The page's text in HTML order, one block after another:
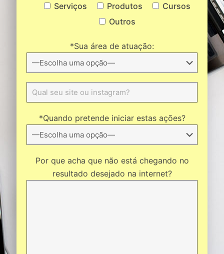
Serviços
Produtos
Cursos
Outros
*Sua área de atuação:
*Quando pretende iniciar estas ações?
Por que acha que não está chegando no
resultado desejado na internet?